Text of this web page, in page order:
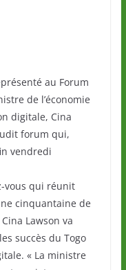
au Forum
de l’économie
digitale, Cina
forum qui,
vendredi
vous qui réunit
cinquantaine de
Lawson va
succès du Togo
« La ministre